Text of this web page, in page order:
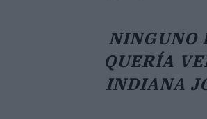
NINGUNO
QUERÍA
INDIANA